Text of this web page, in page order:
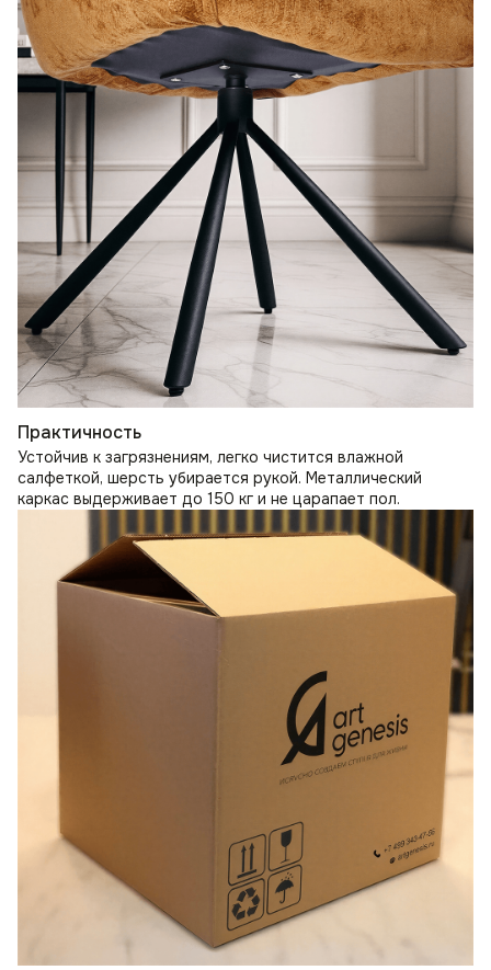
Практичность
Устойчив к загрязнениям, легко чистится влажной
салфеткой, шерсть убирается рукой. Металлический
каркас выдерживает до 150 кг и не царапает пол.